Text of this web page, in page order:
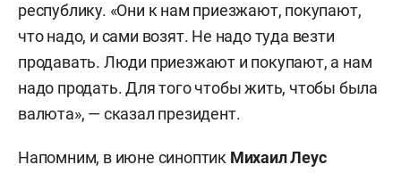
республику. «Они к нам приезжают, покупают,
что надо, и сами возят. Не надо туда везти
продавать. Люди приезжают и покупают, а нам
надо продать. Для того чтобы жить, чтобы была
валюта», — сказал президент.
Напомним, в июне синоптик Михаил Леус